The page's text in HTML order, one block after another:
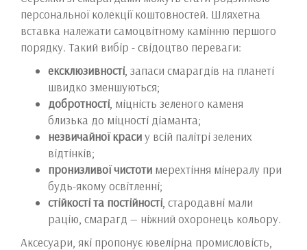
персональної колекції коштовностей. Шляхетна
вставка належати самоцвітному камінню першого
порядку. Такий вибір - свідоцтво переваги:
ексклюзивності, запаси смарагдів на планеті
швидко зменшуються;
добротності, міцність зеленого каменя
близька до міцності діаманта;
незвичайної красиу всій палітрі зелених
відтінків;
пронизливої ​​чистоти мерехтіння мінералу при
будь-якому освітленні;
стійкості та постійності, стародавні мали
рацію, смарагд — ніжний охоронець кольору.
Аксесуари, які пропонує ювелірна промисловість,